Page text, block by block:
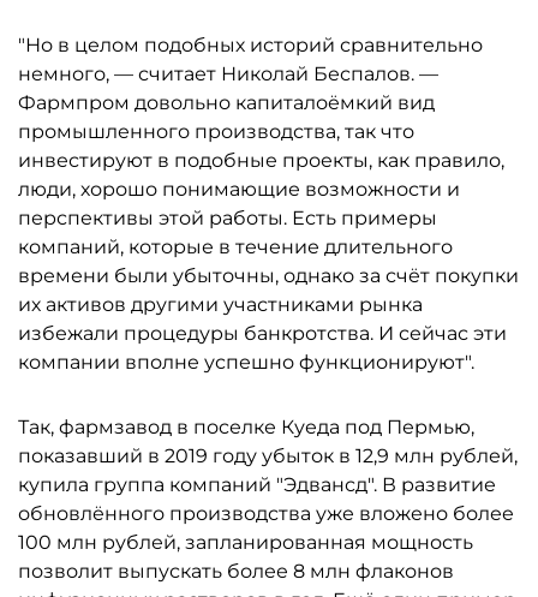
"Но в целом подобных историй сравнительно
немного, — считает Николай Беспалов. —
Фармпром довольно капиталоёмкий вид
промышленного производства, так что
инвестируют в подобные проекты, как правило,
люди, хорошо понимающие возможности и
перспективы этой работы. Есть примеры
компаний, которые в течение длительного
времени были убыточны, однако за счёт покупки
их активов другими участниками рынка
избежали процедуры банкротства. И сейчас эти
компании вполне успешно функционируют".
Так, фармзавод в поселке Куеда под Пермью,
показавший в 2019 году убыток в 12,9 млн рублей,
купила группа компаний "Эдвансд". В развитие
обновлённого производства уже вложено более
100 млн рублей, запланированная мощность
позволит выпускать более 8 млн флаконов